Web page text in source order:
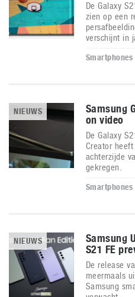
De Galaxy
zien op een
verschijnt in
Smartphones
NIEUWS
Samsung
on video
De Galaxy
Creator
achterzijde
gekregen.
Smartphones
NIEUWS
Samsung
S21 FE
De release
meermaals
Samsung